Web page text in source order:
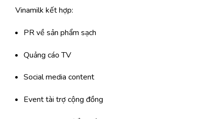
Vinamilk kết hợp:
PR về sản phẩm sạch
Quảng cáo TV
Social media content
Event tài trợ cộng đồng